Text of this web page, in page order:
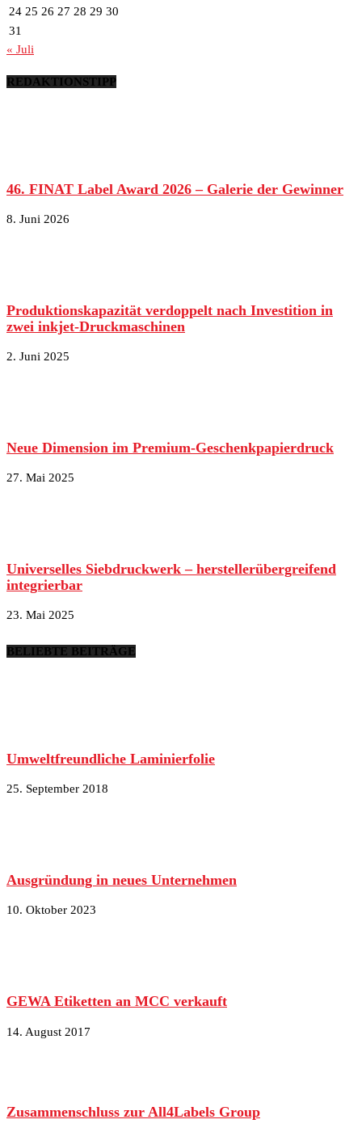
24 25 26 27 28 29 30
31
« Juli
REDAKTIONSTIPP
46. FINAT Label Award 2026 – Galerie der Gewinner
8. Juni 2026
Produktionskapazität verdoppelt nach Investition in
zwei inkjet-Druckmaschinen
2. Juni 2025
Neue Dimension im Premium-Geschenkpapierdruck
27. Mai 2025
Universelles Siebdruckwerk – herstellerübergreifend
integrierbar
23. Mai 2025
BELIEBTE BEITRÄGE
Umweltfreundliche Laminierfolie
25. September 2018
Ausgründung in neues Unternehmen
10. Oktober 2023
GEWA Etiketten an MCC verkauft
14. August 2017
Zusammenschluss zur All4Labels Group